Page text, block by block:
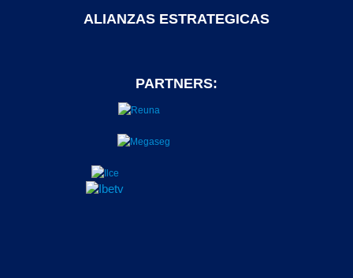
ALIANZAS ESTRATEGICAS
PARTNERS: